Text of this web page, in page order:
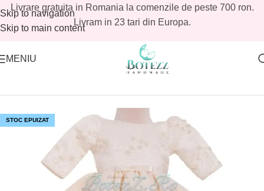
Skip to navigation
Skip to main content
Livrare gratuita in Romania la comenzile de peste 700 ron.
Livram in 23 tari din Europa.
MENIU
Reduceri botez/Reduceri botez fetite
STOC EPUIZAT